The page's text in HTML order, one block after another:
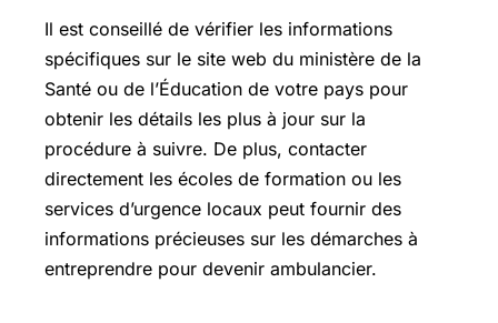
Il est conseillé de vérifier les informations
spécifiques sur le site web du ministère de la
Santé ou de l’Éducation de votre pays pour
obtenir les détails les plus à jour sur la
procédure à suivre. De plus, contacter
directement les écoles de formation ou les
services d’urgence locaux peut fournir des
informations précieuses sur les démarches à
entreprendre pour devenir ambulancier.